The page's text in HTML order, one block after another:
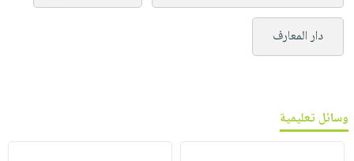
دار المعارف
وسائل تعليمية